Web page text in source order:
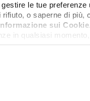
le tue
rifiuto, o saperne di più,
sui Cookie
in qualsiasi
autorizzati,
1.5MF
DA 450V